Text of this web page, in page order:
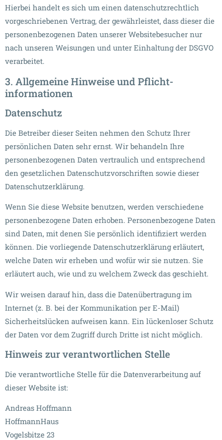
Hierbei handelt es sich um einen datenschutzrechtlich
vorgeschriebenen Vertrag, der gewährleistet, dass dieser die
personenbezogenen Daten unserer Websitebesucher nur
nach unseren Weisungen und unter Einhaltung der DSGVO
verarbeitet.
3. Allgemeine Hinweise und Pflicht­
informationen
Datenschutz
Die Betreiber dieser Seiten nehmen den Schutz Ihrer
persönlichen Daten sehr ernst. Wir behandeln Ihre
personenbezogenen Daten vertraulich und entsprechend
den gesetzlichen Datenschutzvorschriften sowie dieser
Datenschutzerklärung.
Wenn Sie diese Website benutzen, werden verschiedene
personenbezogene Daten erhoben. Personenbezogene Daten
sind Daten, mit denen Sie persönlich identifiziert werden
können. Die vorliegende Datenschutzerklärung erläutert,
welche Daten wir erheben und wofür wir sie nutzen. Sie
erläutert auch, wie und zu welchem Zweck das geschieht.
Wir weisen darauf hin, dass die Datenübertragung im
Internet (z. B. bei der Kommunikation per E-Mail)
Sicherheitslücken aufweisen kann. Ein lückenloser Schutz
der Daten vor dem Zugriff durch Dritte ist nicht möglich.
Hinweis zur verantwortlichen Stelle
Die verantwortliche Stelle für die Datenverarbeitung auf
dieser Website ist:
Andreas Hoffmann
HoffmannHaus
Vogelsbitze 23